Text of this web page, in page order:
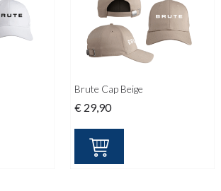
Brute Cap Beige
€ 29,90